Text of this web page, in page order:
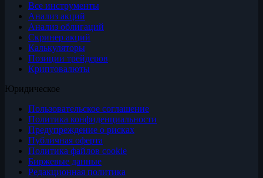
Все инструменты
Анализ акций
Анализ облигаций
Скринер акций
Калькуляторы
Позиции трейдеров
Криптовалюты
Юридическое
Пользовательское соглашение
Политика конфиденциальности
Предупреждение о рисках
Публичная оферта
Политика файлов cookie
Биржевые данные
Редакционная политика